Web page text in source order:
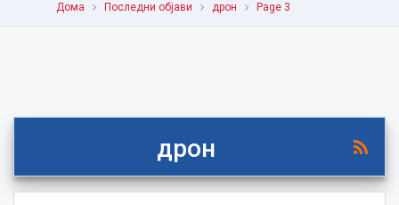
Дома Последни објави дрон Page 3
дрон